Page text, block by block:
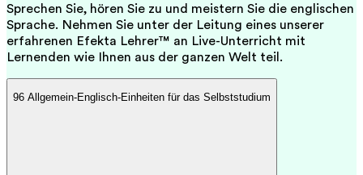
Sprechen Sie, hören Sie zu und meistern Sie die englischen
Sprache. Nehmen Sie unter der Leitung eines unserer
erfahrenen Efekta Lehrer™ an Live-Unterricht mit
Lernenden wie Ihnen aus der ganzen Welt teil.
96 Allgemein-Englisch-Einheiten für das Selbststudium